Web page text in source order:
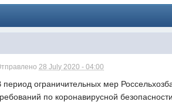
28 July 2020 - 04:00
период ограничительных мер
по коронавирусной